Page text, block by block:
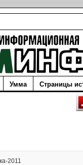
Умма Страницы
2011